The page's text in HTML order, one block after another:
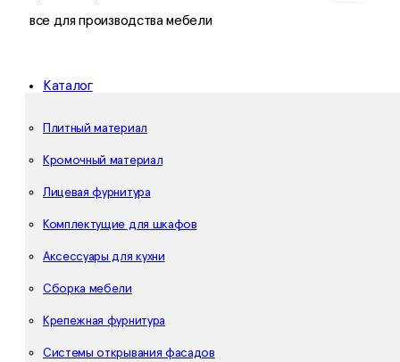
все для производства мебели
Каталог
Плитный материал
Кромочный материал
Лицевая фурнитура
Комплектущие для шкафов
Аксессуары для кухни
Сборка мебели
Крепежная фурнитура
Системы открывания фасадов